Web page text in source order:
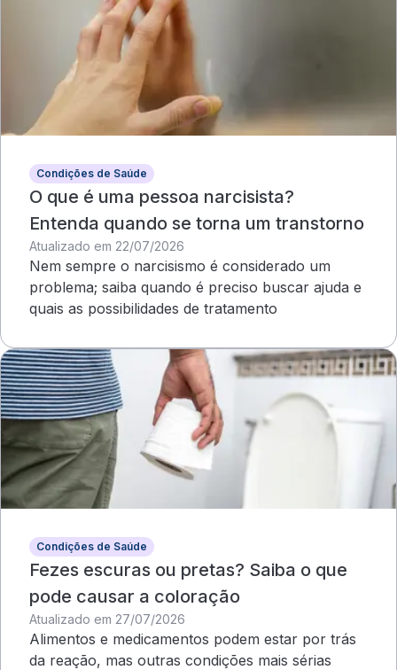
Condições de Saúde
O que é uma pessoa narcisista?
Entenda quando se torna um transtorno
Atualizado em 22/07/2026
Nem sempre o narcisismo é considerado um
problema; saiba quando é preciso buscar ajuda e
quais as possibilidades de tratamento
Condições de Saúde
Fezes escuras ou pretas? Saiba o que
pode causar a coloração
Atualizado em 27/07/2026
Alimentos e medicamentos podem estar por trás
da reação, mas outras condições mais sérias